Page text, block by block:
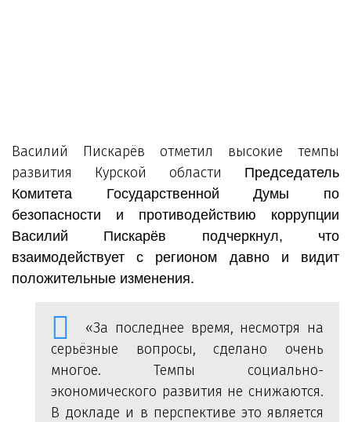
Василий Пискарёв отметил высокие темпы
развития Курской области Председатель
Комитета Государственной Думы по
безопасности и противодействию коррупции
Василий Пискарёв подчеркнул, что
взаимодействует с регионом давно и видит
положительные изменения.
«За последнее время, несмотря на
серьёзные вопросы, сделано очень
многое. Темпы социально-
экономического развития не снижаются.
В докладе и в перспективе это является